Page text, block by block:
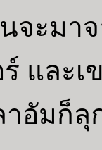
ะมาจ
ร์ และ
อัมก็